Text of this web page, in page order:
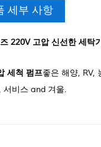
세부 사항
220V 고압 신선한 세탁
세척 펌프좋은 해양, RV,
서비스 and 겨울.